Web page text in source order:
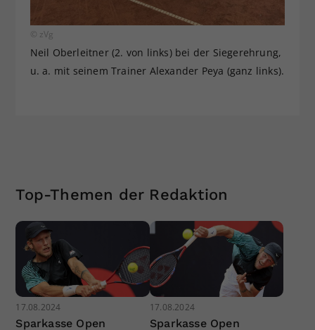
© zVg
Neil Oberleitner (2. von links) bei der Siegerehrung,
u. a. mit seinem Trainer Alexander Peya (ganz links).
Top-Themen der Redaktion
17.08.2024
Sparkasse Open
17.08.2024
Sparkasse Open